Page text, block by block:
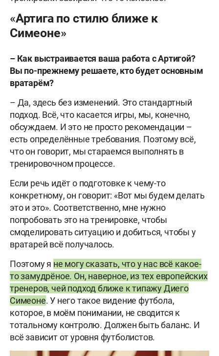
«Артига по стилю ближе к
Симеоне»
– Как выстраивается ваша работа с Артигой?
Вы по-прежнему решаете, кто будет основным
вратарём?
– Да, здесь без изменений. Это стандартный
подход. Всё, что касается игры, мы, конечно,
обсуждаем. И это не просто рекомендации –
есть определённые требования. Поэтому всё,
что он говорит, мы стараемся выполнять в
тренировочном процессе.
Если речь идёт о подготовке к чему-то
конкретному, он говорит: «Вот мы будем делать
это и это». Соответственно, мне нужно
попробовать это на тренировке, чтобы
смоделировать ситуацию и добиться, чтобы у
вратарей всё получалось.
Поэтому я не могу сказать, что у нас всё какое-
то замудрёное. Он, наверное, из тех европейских
тренеров, чей подход ближе к типажу Диего
Симеоне. У него такое видение футбола,
которое, в моём понимании, не сводится к
тотальному контролю. Должен быть баланс. И
всё зависит от уровня футболистов.